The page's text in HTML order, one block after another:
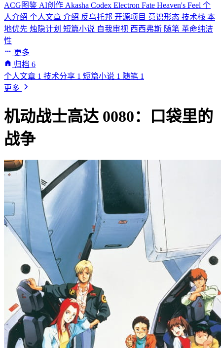
ACG图鉴 AI创作 Akasha Codex Electron Fate Heaven's Feel 个
人介绍 个人文章 介绍 反乌托邦 开源项目 意识形态 技术栈 本
地优先 烛隐计划 短篇小说 自我审视 西西弗斯 随笔 革命纯洁
性
更多
归档 6
个人文章 1 技术分享 1 短篇小说 1 随笔 1
更多
机动战士高达 0080：口袋里的
战争